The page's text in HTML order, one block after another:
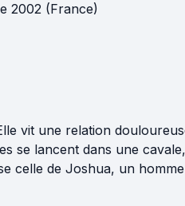
2002 (France)
vit une relation
se lancent dans une
celle de Joshua, un